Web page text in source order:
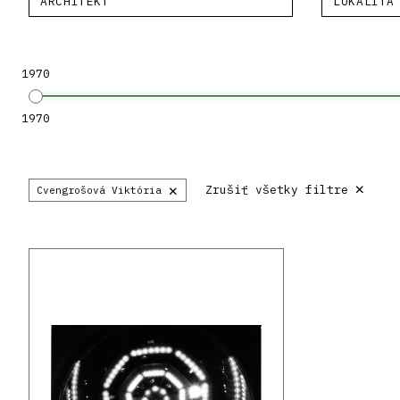
1970
1970
Cvengrošová Viktória × Zrušiť všetky filtre ×